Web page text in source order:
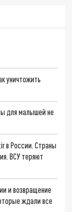
уничтожить
для малышей не
в России. Страны
ВСУ теряют
и возвращение
ждали все